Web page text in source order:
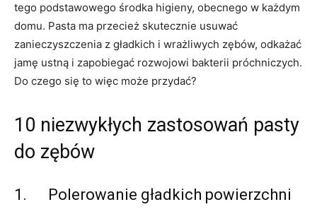
tego podstawowego środka higieny, obecnego w każdym
domu. Pasta ma przecież skutecznie usuwać
zanieczyszczenia z gładkich i wrażliwych zębów, odkażać
jamę ustną i zapobiegać rozwojowi bakterii próchniczych.
Do czego się to więc może przydać?
10 niezwykłych zastosowań pasty
do zębów
1. Polerowanie gładkich powierzchni